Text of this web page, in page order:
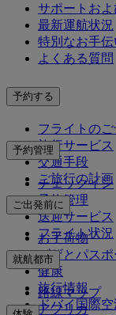
サポートお
最新運航状況
特別なお手伝
よくある質問
予約する
フライトのご
旅行サービス
交通手段
ご旅行の計画
予約管理
チェックイン
予約管理
送迎サービス
フライト状況
ご出発前に
お手荷物
ビザとパスポ
健康
旅行情報
ドバイ国際空
就航都市
路線マップ
アフリカ